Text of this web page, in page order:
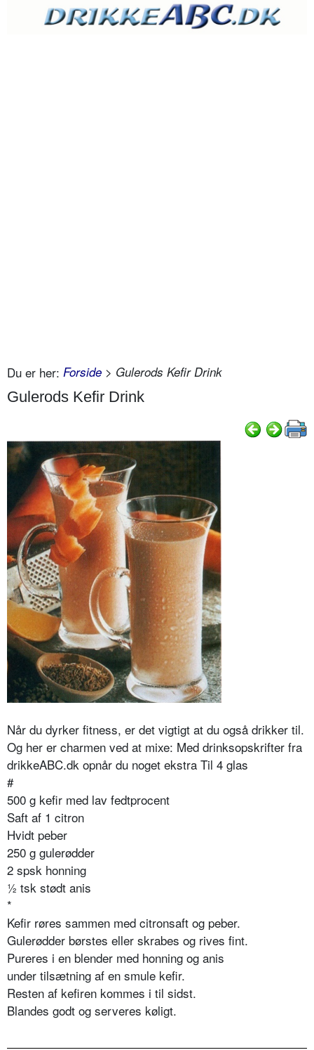
Du er her: Forside > Gulerods Kefir Drink
Gulerods Kefir Drink
Når du dyrker fitness, er det vigtigt at du også drikker til.
Og her er charmen ved at mixe: Med drinksopskrifter fra
drikkeABC.dk opnår du noget ekstra Til 4 glas
#
500 g kefir med lav fedtprocent
Saft af 1 citron
Hvidt peber
250 g gulerødder
2 spsk honning
½ tsk stødt anis
*
Kefir røres sammen med citronsaft og peber.
Gulerødder børstes eller skrabes og rives fint.
Pureres i en blender med honning og anis
under tilsætning af en smule kefir.
Resten af kefiren kommes i til sidst.
Blandes godt og serveres køligt.